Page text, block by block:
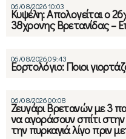
06/08/2026 10:03
Κυψέλη: Απολογείται ο
38χρονης Βρετανίδας –
06/08/2026 09:43
Εορτολόγιο: Ποιοι
06/08/2026 00:08
Ζευγάρι Βρετανών με 3
να αγοράσουν σπίτι
την πυρκαγιά λίγο πριν